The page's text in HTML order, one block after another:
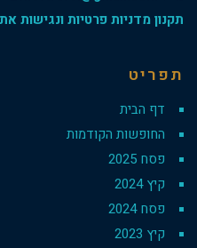
תקנון מדניות פרטיות ונגישות
תפריט
דף הבית
החופשות הקודמות
פסח 2025
קיץ 2024
פסח 2024
קיץ 2023